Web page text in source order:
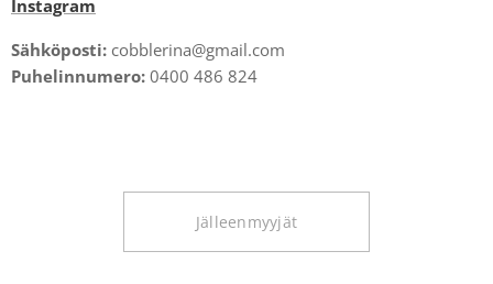
Instagram
Sähköposti: cobblerina@gmail.com
Puhelinnumero: 0400 486 824
Jälleenmyyjät